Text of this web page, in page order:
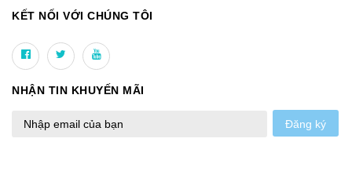
KẾT NỐI VỚI CHÚNG TÔI
NHẬN TIN KHUYẾN MÃI
Đăng ký